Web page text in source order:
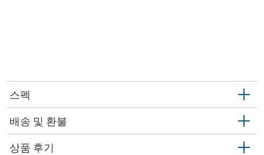
스펙
배송 및 환불
상품 후기